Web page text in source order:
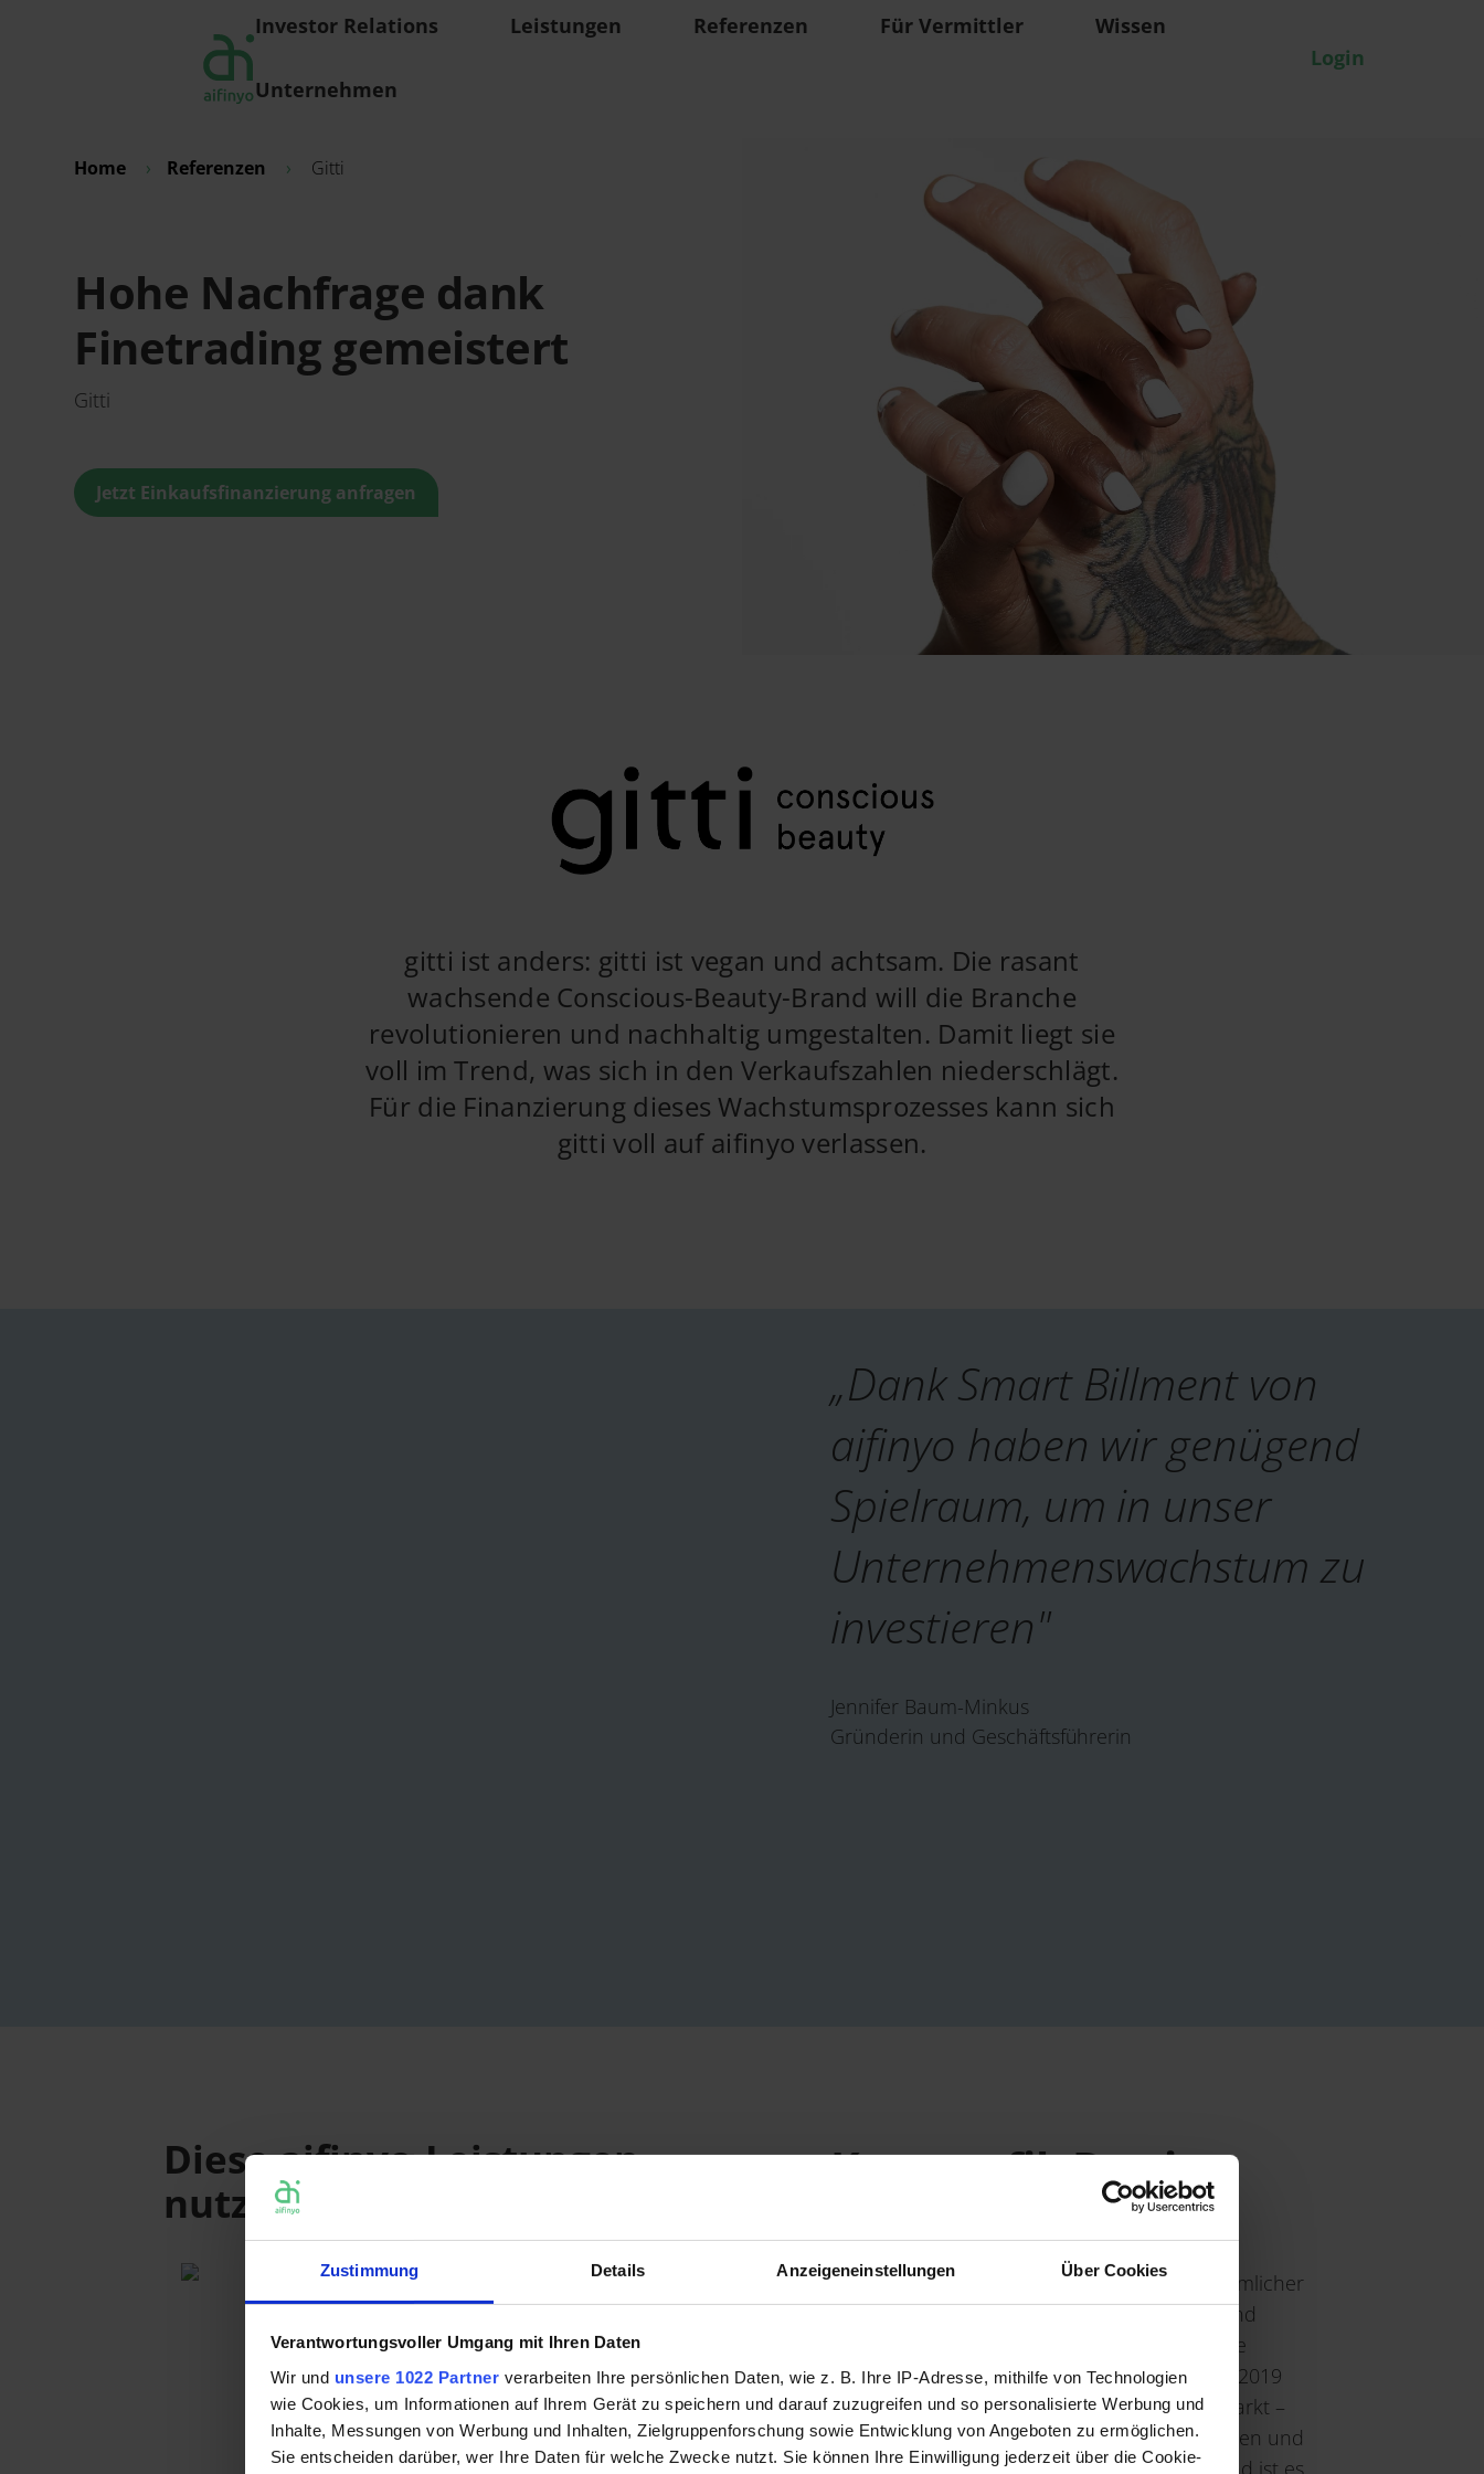
Zustimmung Details Anzeigeneinstellungen Über Cookies
Verantwortungsvoller Umgang mit Ihren Daten
Wir und unsere 1022 Partner verarbeiten Ihre persönlichen Daten, wie z. B. Ihre IP-Adresse, mithilfe von Technologien
wie Cookies, um Informationen auf Ihrem Gerät zu speichern und darauf zuzugreifen und so personalisierte Werbung und
Inhalte, Messungen von Werbung und Inhalten, Zielgruppenforschung sowie Entwicklung von Angeboten zu ermöglichen.
Sie entscheiden darüber, wer Ihre Daten für welche Zwecke nutzt. Sie können Ihre Einwilligung jederzeit über die Cookie-
Investor Relations Leistungen Referenzen Für Vermittler Wissen
Unternehmen
Login
Home › Referenzen › Gitti
Hohe Nachfrage dank
Finetrading gemeistert
Gitti
Jetzt Einkaufsfinanzierung anfragen
gitti ist anders: gitti ist vegan und achtsam. Die rasant
wachsende Conscious-Beauty-Brand will die Branche
revolutionieren und nachhaltig umgestalten. Damit liegt sie
voll im Trend, was sich in den Verkaufszahlen niederschlägt.
Für die Finanzierung dieses Wachstumsprozesses kann sich
gitti voll auf aifinyo verlassen.
„Dank Smart Billment von
aifinyo haben wir genügend
Spielraum, um in unser
Unternehmenswachstum zu
investieren"
Jennifer Baum-Minkus
Gründerin und Geschäftsführerin
Diese aifinyo-Leistungen
nutzt gitti
Finetrading: Einkaufsfinanzierung
Kurzprofil: Das ist
gitti
Wussten Sie, dass für die Produktion herkömmlicher
Nagellacke Farbpigmente aus Schildläusen und
Fischschuppen verwendet werden? Das wollte
Gründerin Jenni mit ihrer Marke gitti ändern. 2019
brachte sie ihre ersten Nagellacke auf den Markt –
rein vegan! gitti möchte die Industrie aufwecken und
den Kunden eine Alternative bieten. Der Brand ist es